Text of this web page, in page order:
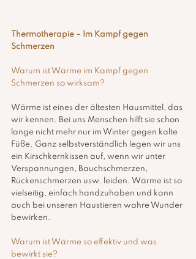
Thermotherapie – Im Kampf gegen
Schmerzen
Warum ist Wärme im Kampf gegen
Schmerzen so wirksam?
Wärme ist eines der ältesten Hausmittel, das
wir kennen. Bei uns Menschen hilft sie schon
lange nicht mehr nur im Winter gegen kalte
Füße. Ganz selbstverständlich legen wir uns
ein Kirschkernkissen auf, wenn wir unter
Verspannungen, Bauchschmerzen,
Rückenschmerzen usw. leiden. Wärme ist so
vielseitig, einfach handzuhaben und kann
auch bei unseren Haustieren wahre Wunder
bewirken.
Warum ist Wärme so effektiv und was
bewirkt sie?